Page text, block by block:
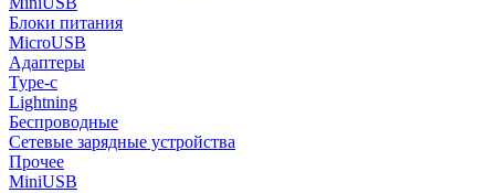
Блоки питания
MicroUSB
Адаптеры
Type-c
Lightning
Беспроводные
Сетевые зарядные устройства
Прочее
MiniUSB